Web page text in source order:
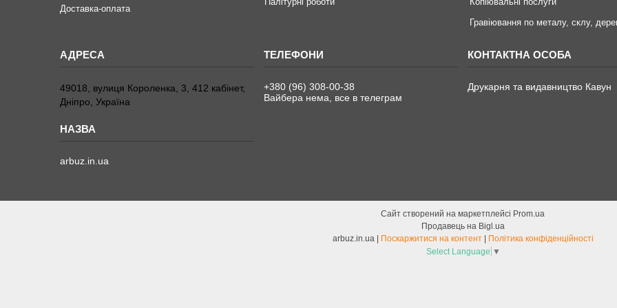
Доставка-оплата
Гравіювання по металу, склу,
49018, вулиця Короленка, 3, 412 кабінет,
Дніпро, Україна
arbuz.in.ua
+380 (96) 308-00-38
Вайбера нема, все в телеграм
Друкарня та видавництво Кавун
Сайт створений на маркетплейсі Prom.ua
Продавець на Bigl.ua
Поскаржитися на контент
Політика конфіденційності
Select Language ▼